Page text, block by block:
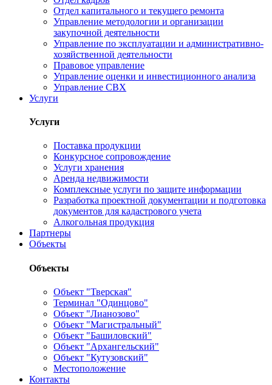
Отдел капитального и текущего ремонта
Управление методологии и организации
закупочной деятельности
Управление по эксплуатации и административно-
хозяйственной деятельности
Правовое управление
Управление оценки и инвестиционного анализа
Управление СВХ
Услуги
Услуги
Поставка продукции
Конкурсное сопровождение
Услуги хранения
Аренда недвижимости
Комплексные услуги по защите информации
Разработка проектной документации и подготовка
документов для кадастрового учета
Алкогольная продукция
Партнеры
Объекты
Объекты
Объект "Тверская"
Терминал "Одинцово"
Объект "Лианозово"
Объект "Магистральный"
Объект "Башиловский"
Объект "Архангельский"
Объект "Кутузовский"
Местоположение
Контакты